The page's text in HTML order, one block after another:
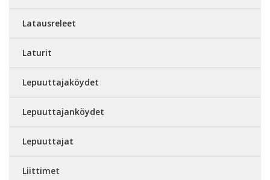
Latausreleet
Laturit
Lepuuttajaköydet
Lepuuttajanköydet
Lepuuttajat
Liittimet